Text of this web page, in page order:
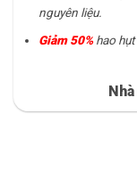
nguyên liệu.
Giảm 50%hao hụt